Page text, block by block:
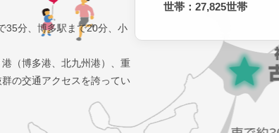
35分、博多駅まで20分、小
（博多港、北九州港）、重
の交通アクセスを誇ってい
世帯：27,825世帯